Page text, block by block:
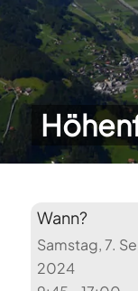
Wann?
Samstag, 7.
2024